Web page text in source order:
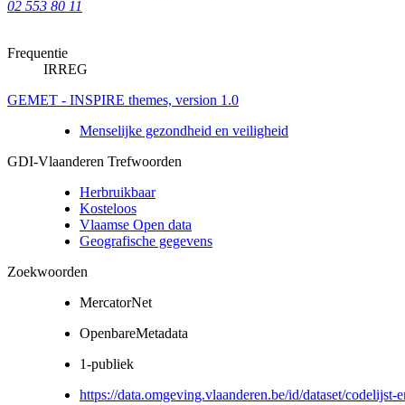
02 553 80 11
Frequentie
IRREG
GEMET - INSPIRE themes, version 1.0
Menselijke gezondheid en veiligheid
GDI-Vlaanderen Trefwoorden
Herbruikbaar
Kosteloos
Vlaamse Open data
Geografische gegevens
Zoekwoorden
MercatorNet
OpenbareMetadata
1-publiek
https://data.omgeving.vlaanderen.be/id/dataset/codelijst-